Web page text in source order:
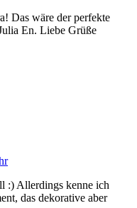
Das wäre der perfekte
En. Liebe Grüße
:) Allerdings kenne ich
das dekorative aber